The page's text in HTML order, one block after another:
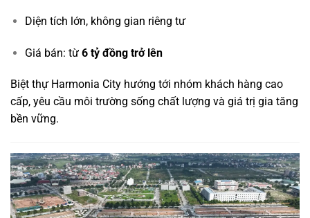
Diện tích lớn, không gian riêng tư
Giá bán: từ 6 tỷ đồng trở lên
Biệt thự Harmonia City hướng tới nhóm khách hàng cao
cấp, yêu cầu môi trường sống chất lượng và giá trị gia tăng
bền vững.